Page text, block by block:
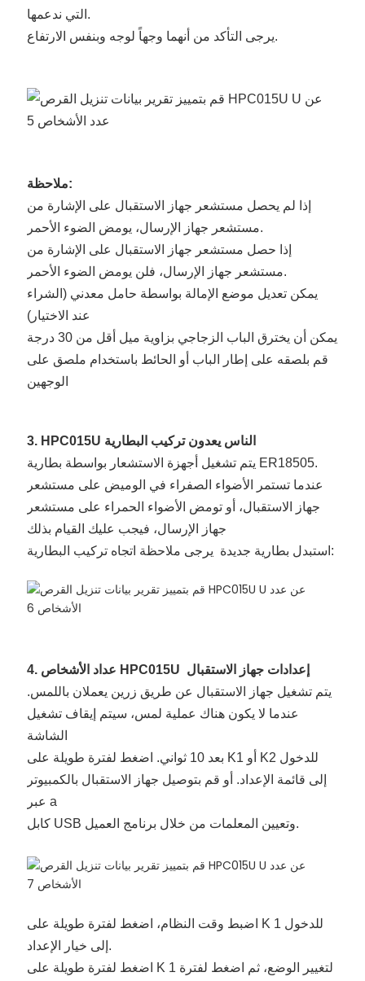
التي ندعمها.
يرجى التأكد من أنهما وجهاً لوجه وبنفس الارتفاع.
ملاحظة:
إذا لم يحصل مستشعر جهاز الاستقبال على الإشارة من
مستشعر جهاز الإرسال، يومض الضوء الأحمر.
إذا حصل مستشعر جهاز الاستقبال على الإشارة من
مستشعر جهاز الإرسال، فلن يومض الضوء الأحمر.
يمكن تعديل موضع الإمالة بواسطة حامل معدني (الشراء
عند الاختيار)
يمكن أن يخترق الباب الزجاجي بزاوية ميل أقل من 30 درجة
قم بلصقه على إطار الباب أو الحائط باستخدام ملصق على
الوجهين
3. HPC015U الناس يعدون تركيب البطارية
يتم تشغيل أجهزة الاستشعار بواسطة بطارية ER18505.
عندما تستمر الأضواء الصفراء في الوميض على مستشعر
جهاز الاستقبال، أو تومض الأضواء الحمراء على مستشعر
جهاز الإرسال، فيجب عليك القيام بذلك
استبدل بطارية جديدة يرجى ملاحظة اتجاه تركيب البطارية:
4. عداد الأشخاص HPC015U إعدادات جهاز الاستقبال
يتم تشغيل جهاز الاستقبال عن طريق زرين يعملان باللمس.
عندما لا يكون هناك عملية لمس، سيتم إيقاف تشغيل
الشاشة
بعد 10 ثواني. اضغط لفترة طويلة على K1 أو K2 للدخول
إلى قائمة الإعداد. أو قم بتوصيل جهاز الاستقبال بالكمبيوتر
عبر a
كابل USB وتعيين المعلمات من خلال برنامج العميل.
اضبط وقت النظام، اضغط لفترة طويلة على K 1 للدخول
إلى خيار الإعداد.
اضغط لفترة طويلة على K 1 لتغيير الوضع، ثم اضغط لفترة